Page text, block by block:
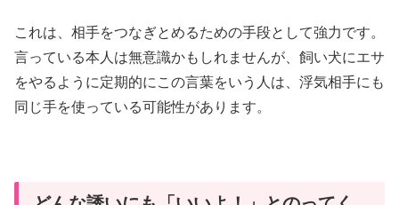
これは、相手をつなぎとめるための手段として強力です。
言っている本人は無意識かもしれませんが、飼い犬にエサ
をやるように定期的にこの言葉をいう人は、浮気相手にも
同じ手を使っている可能性があります。